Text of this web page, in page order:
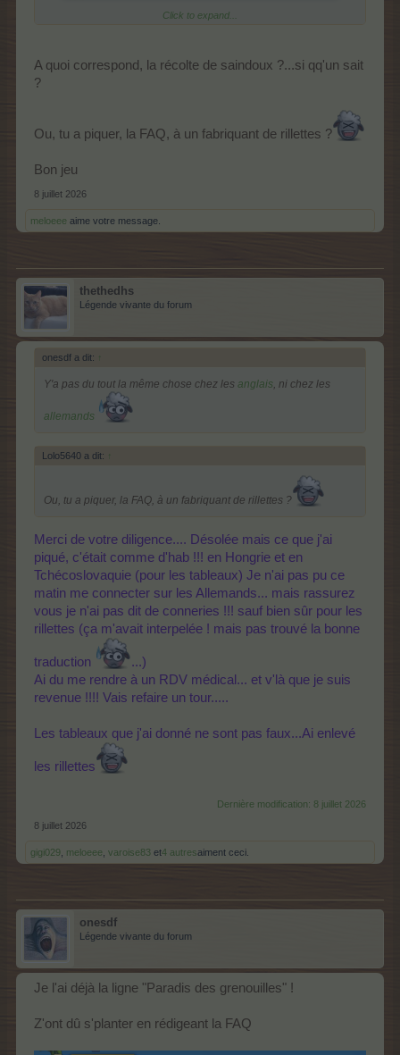
Récompense:
Gain accru de TP/TTP lors dela récolte de
Click to expand...
A quoi correspond, la récolte de saindoux ?...si qq'un sait
?
Ou, tu a piquer, la FAQ, à un fabriquant de rillettes ?
Bon jeu
8 juillet 2026
meloeee aime votre message.
thethedhs
Légende vivante du forum
onesdf a dit: ↑
Y'a pas du tout la même chose chez les anglais , ni chez les
allemands
Lolo5640 a dit: ↑
Ou, tu a piquer, la FAQ, à un fabriquant de rillettes ?
Merci de votre diligence.... Désolée mais ce que j'ai
piqué, c'était comme d'hab !!! en Hongrie et en
Tchécoslovaquie (pour les tableaux) Je n'ai pas pu ce
matin me connecter sur les Allemands... mais rassurez
vous je n'ai pas dit de conneries !!! sauf bien sûr pour les
rillettes (ça m'avait interpelée ! mais pas trouvé la bonne
traduction
...)
Ai du me rendre à un RDV médical... et v'là que je suis
revenue !!!! Vais refaire un tour.....
Les tableaux que j'ai donné ne sont pas faux...Ai enlevé
les rillettes
Dernière modification: 8 juillet 2026
8 juillet 2026
gigi029 meloeee varoise83 et4 autresaiment ceci.
onesdf
Légende vivante du forum
Je l'ai déjà la ligne "Paradis des grenouilles" !
Z'ont dû s'planter en rédigeant la FAQ